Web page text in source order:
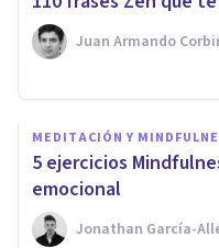
Juan Armando
MEDITACIÓN Y
​5 ejercicios
emocional
Jonathan García-
7 mantras
cambiarán tu
Izzat Haykal